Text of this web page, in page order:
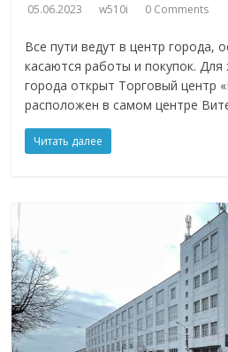
05.06.2023 w510i 0 Comments
Все пути ведут в центр города,
касаются работы и покупок. Для
города открыт Торговый центр
расположен в самом центре
Читать далее